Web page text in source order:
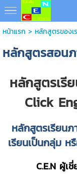
หน้าแรก > หลักสูตรของเ
หลักสูตรสอนภ
หลักสูตรเรี
Click
หลักสูตรเรียน
เรียนเป็นกลุ่ม ห
C.E.N ผู้เ